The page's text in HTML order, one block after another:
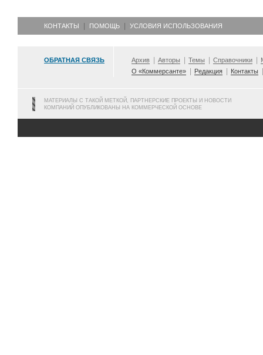
КОНТАКТЫ ПОМОЩЬ УСЛОВИЯ ИСПОЛЬЗОВАНИЯ
ОБРАТНАЯ СВЯЗЬ Архив Авторы Темы Справочники
О «Коммерсанте»
Редакция Контакты
МАТЕРИАЛЫ С ТАКОЙ МЕТКОЙ, ПАРТНЕРСКИЕ ПРОЕКТЫ И НОВОСТИ
КОМПАНИЙ ОПУБЛИКОВАНЫ НА КОММЕРЧЕСКОЙ ОСНОВЕ